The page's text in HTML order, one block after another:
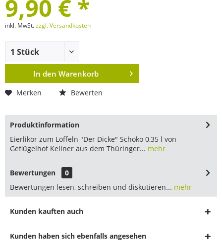
9,90 € *
inkl. MwSt.zzgl. Versandkosten
In den Warenkorb
Merken Bewerten
Produktinformation
Eierlikör zum Löffeln "Der Dicke" Schoko 0,35 l von
Geflügelhof Kellner aus dem Thüringer... mehr
Bewertungen
0
Bewertungen lesen, schreiben und diskutieren... mehr
Kunden kauften auch
Kunden haben sich ebenfalls angesehen